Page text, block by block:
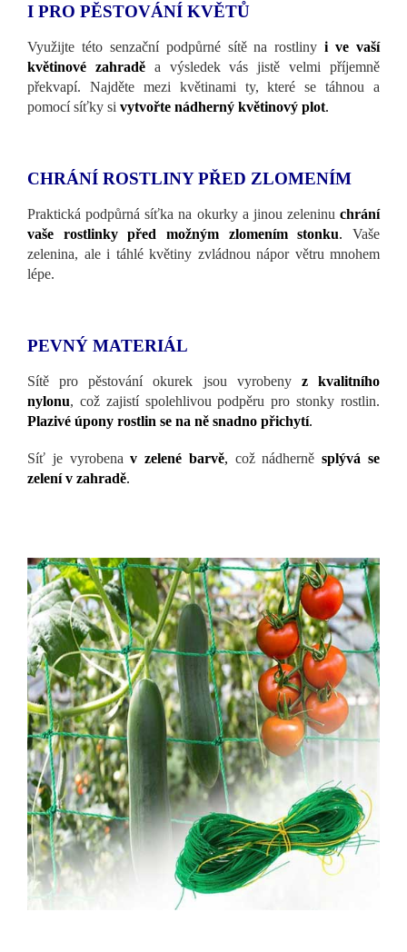
I PRO PĚSTOVÁNÍ KVĚTŮ
Využijte této senzační podpůrné sítě na rostlinyi ve vaší
květinové zahraděa výsledek vás jistě velmi příjemně
překvapí. Najděte mezi květinami ty, které se táhnou a
pomocí síťky si vytvořte nádherný květinový plot.
CHRÁNÍ ROSTLINY PŘED ZLOMENÍM
Praktická podpůrná síťka na okurky a jinou zeleninu chrání
vaše rostlinky před možným zlomením stonku. Vaše
zelenina, ale i táhlé květiny zvládnou nápor větru mnohem
lépe.
PEVNÝ MATERIÁL
Sítě pro pěstování okurek jsou vyrobeny z kvalitního
nylonu, což zajistí spolehlivou podpěru pro stonky rostlin.
Plazivé úpony rostlin se na ně snadno přichytí.
Síť je vyrobenav zelené barvě, což nádherněsplývá se
zelení v zahradě.